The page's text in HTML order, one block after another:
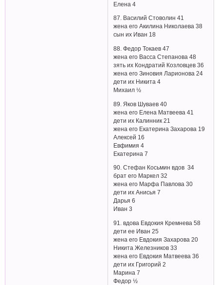
Елена 4
87. Василий Стоволин 41
жена его Акилина Николаева 38
сын их Иван 18
88. Федор Токаев 47
жена его Васса Степанова 48
зять их Кондратий Козловцев 36
жена его Зиновия Ларионова 24
дети их Никита 4
Михаил ½
89. Яков Шуваев 40
жена его Елена Матвеева 41
дети их Калинник 21
жена его Екатерина Захарова 19
Алексей 16
Евфимия 4
Екатерина 7
90. Стефан Косьмин вдов 34
брат его Маркел 32
жена его Марфа Павлова 30
дети их Анисья 7
Дарья 6
Иван 3
91. вдова Евдокия Кремнева 58
дети ее Иван 25
жена его Евдокия Захарова 20
Никита Железников 33
жена его Евдокия Матвеева 36
дети их Григорий 2
Марина 7
Федор ½